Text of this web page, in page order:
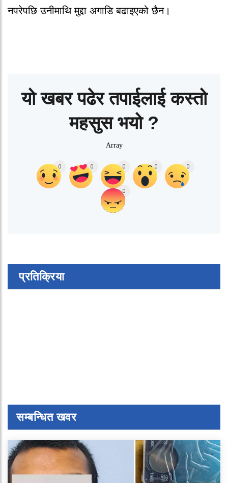
नपरेपछि उनीमाथि मुद्दा अगाडि बढाइएको छैन।
यो खबर पढेर तपाईलाई कस्तो
महसुस भयो ?
Array
0 0 0 0 0
0
प्रतिक्रिया
सम्बन्धित खवर